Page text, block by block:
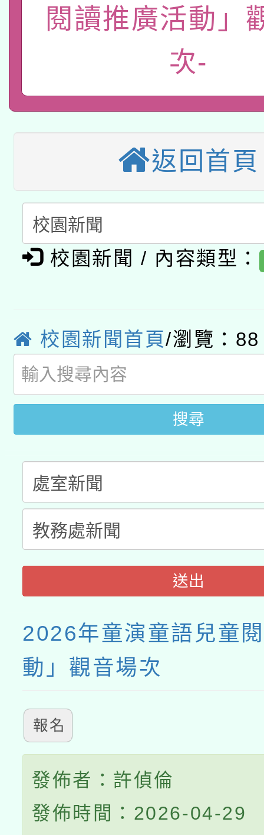
業技術研究院辦理「
用水績優單位及節水達
115年8月22日(星期六
桃園市孔廟祈福系列
開 智慧啟航」
2026年桃園地景藝術
本校115學年度第2次
招甄選結果公告(無人
招)
適應運動共學行動站研
本館辦理115年度閱讀
暨閱讀推動專業研習
科技賦能─人工智慧
礎課程
A3數位素養講師名單
「數位內容與教學軟體
pilot」
有關大陸委員會函釋公
轉知經濟部水利署委託
用水績優單位及節水達
動」
桃園市孔廟祈福系列
開 智慧啟航」
2026年桃園地景藝術
閱讀推廣活動」
次-
返回首頁
校園新聞 / 內容類型：
校園新聞首頁/瀏覽：88
搜尋
送出
2026年童演童語兒童
動」觀音場次
報名
發佈者：許偵倫
發佈時間：2026-04-29